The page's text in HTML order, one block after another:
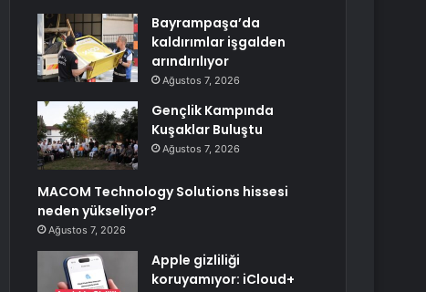
Bayrampaşa’da
kaldırımlar işgalden
arındırılıyor
Ağustos 7, 2026
Gençlik Kampında
Kuşaklar Buluştu
Ağustos 7, 2026
MACOM Technology Solutions hissesi
neden yükseliyor?
Ağustos 7, 2026
Apple gizliliği
koruyamıyor: iCloud+